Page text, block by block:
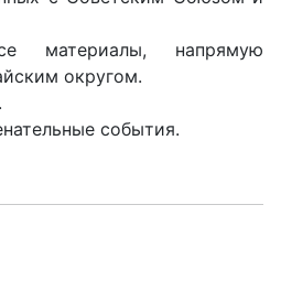
материалы, напрямую
округом.
события.